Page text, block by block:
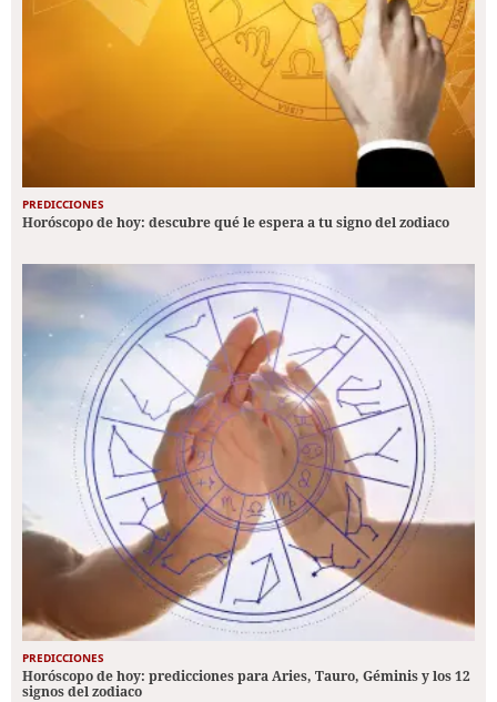
PREDICCIONES
Horóscopo de hoy: descubre qué le espera a tu signo del zodiaco
PREDICCIONES
Horóscopo de hoy: predicciones para Aries, Tauro, Géminis y los 12
signos del zodiaco